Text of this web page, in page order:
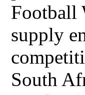
Football
supply
South